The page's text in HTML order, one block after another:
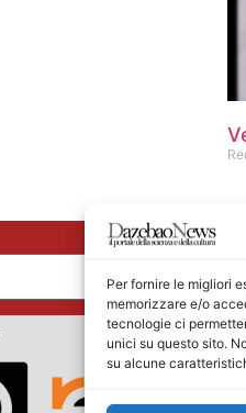
Per fornire le migliori
memorizzare e/o
tecnologie ci
unici su questo sito.
su alcune
Nome